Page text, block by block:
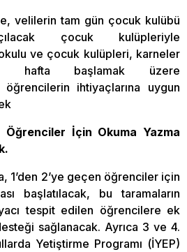
velilerin tam gün çocuk kulübü
çocuk kulüpleriyle
ve çocuk kulüpleri, karneler
hafta başlamak üzere
öğrencilerin ihtiyaçlarına uygun
Öğrenciler İçin Okuma Yazma
1’den 2’ye geçen öğrenciler için
başlatılacak, bu taramaların
tespit edilen öğrencilere ek
sağlanacak. Ayrıca 3 ve 4.
Yetiştirme Programı (İYEP)